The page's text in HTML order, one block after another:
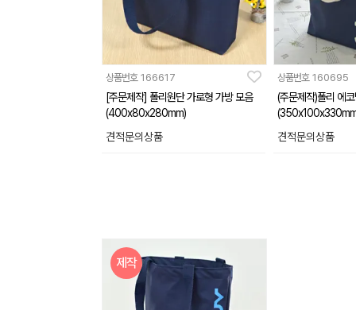
상품번호 166617
[주문제작] 폴리원단 가로형 가방 모음
(400x80x280mm)
견적문의상품
상품번호 160695
(주문제작)폴리 에
견적문의상품
제작